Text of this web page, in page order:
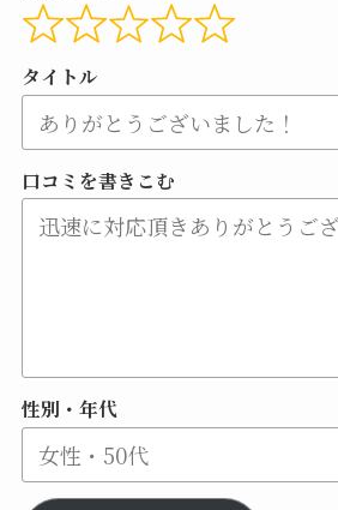
タイトル
口コミを書きこむ
性別・年代